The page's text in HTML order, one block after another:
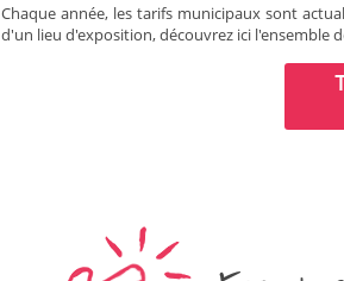
Chaque année, les tarifs municipaux sont
d'un lieu d'exposition, découvrez ici l'ensemble